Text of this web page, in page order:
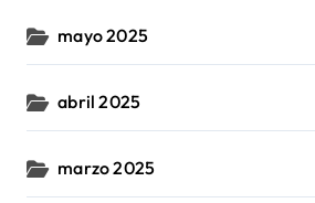
mayo 2025
abril 2025
marzo 2025